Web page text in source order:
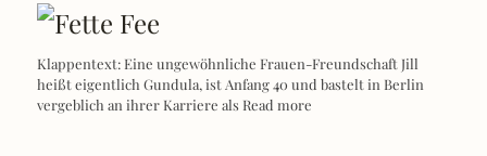
Klappentext: Eine ungewöhnliche Frauen-Freundschaft Jill
heißt eigentlich Gundula, ist Anfang 40 und bastelt in Berlin
vergeblich an ihrer Karriere als Read more